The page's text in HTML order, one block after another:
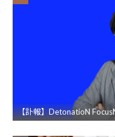
【訃報】DetonatioN